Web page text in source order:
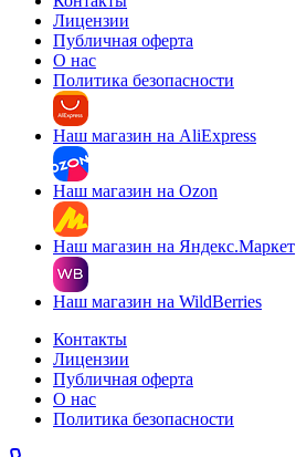
Лицензии
Публичная оферта
О нас
Политика безопасности
Наш магазин на AliExpress
Наш магазин на Ozon
Наш магазин на Яндекс.Маркет
Наш магазин на WildBerries
Контакты
Лицензии
Публичная оферта
О нас
Политика безопасности